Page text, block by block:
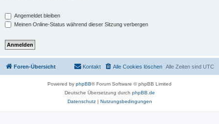
Angemeldet bleiben
Meinen Online-Status während dieser Sitzung verbergen
Foren-Übersicht Alle Zeiten sind UTC
Alle Cookies löschen
Kontakt
Powered by phpBB® Forum Software © phpBB Limited
Deutsche Übersetzung durch phpBB.de
Datenschutz| Nutzungsbedingungen